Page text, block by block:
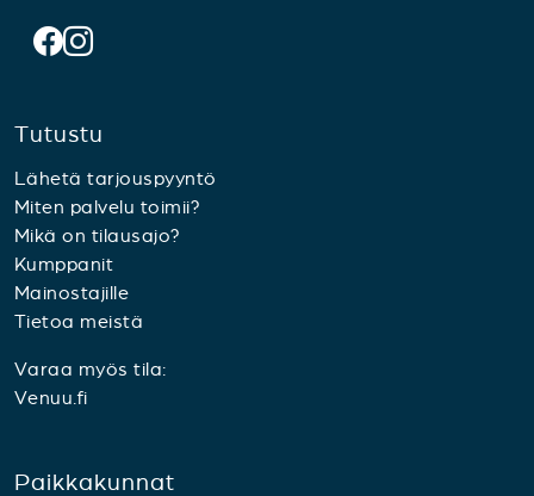
Tutustu
Lähetä tarjouspyyntö
Miten palvelu toimii?
Mikä on tilausajo?
Kumppanit
Mainostajille
Tietoa meistä
Varaa myös tila:
Venuu.fi
Paikkakunnat